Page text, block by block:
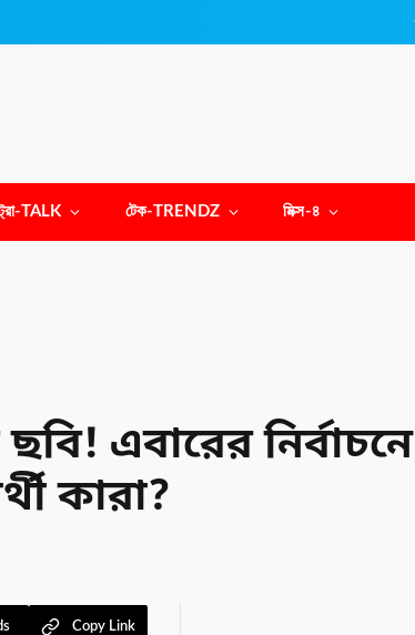
TALK টেক-TRENDZ মিক্স-৪
এবারের নির্বাচনে
কারা?
Copy Link